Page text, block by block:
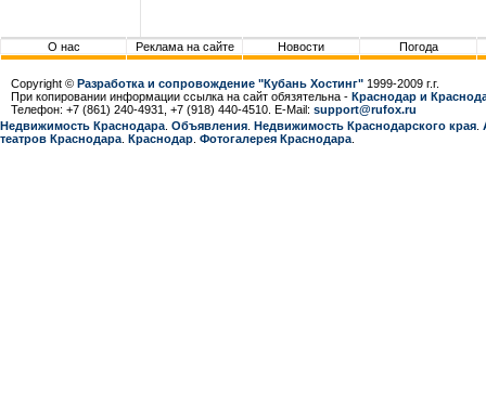
О нас Реклама на сайте Новости Погода
Copyright © Разработка и сопровождение "Кубань Хостинг" 1999-2009 г.г.
При копировании информации ссылка на сайт обязятельна - Краснодар и
Телефон: +7 (861) 240-4931, +7 (918) 440-4510. E-Mail: support@rufox.ru
Недвижимость Краснодара Объявления Недвижимость Краснодарcкого края
театров Краснодара Краснодар Фотогалерея Краснодара